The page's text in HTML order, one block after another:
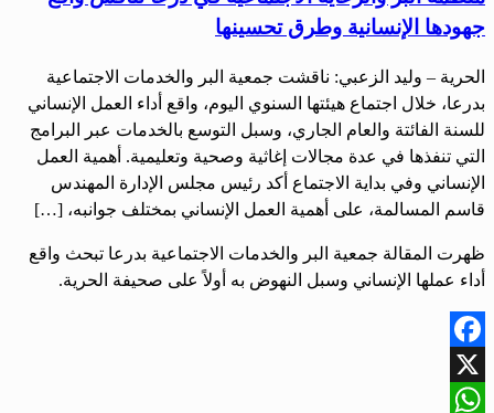
جهودها الإنسانية وطرق تحسينها
الحرية – وليد الزعبي: ناقشت جمعية البر والخدمات الاجتماعية
بدرعا، خلال اجتماع هيئتها السنوي اليوم، واقع أداء العمل الإنساني
للسنة الفائتة والعام الجاري، وسبل التوسع بالخدمات عبر البرامج
التي تنفذها في عدة مجالات إغاثية وصحية وتعليمية. أهمية العمل
الإنساني وفي بداية الاجتماع أكد رئيس مجلس الإدارة المهندس
قاسم المسالمة، على أهمية العمل الإنساني بمختلف جوانبه، […]
ظهرت المقالة جمعية البر والخدمات الاجتماعية بدرعا تبحث واقع
أداء عملها الإنساني وسبل النهوض به أولاً على صحيفة الحرية.
Facebook
X